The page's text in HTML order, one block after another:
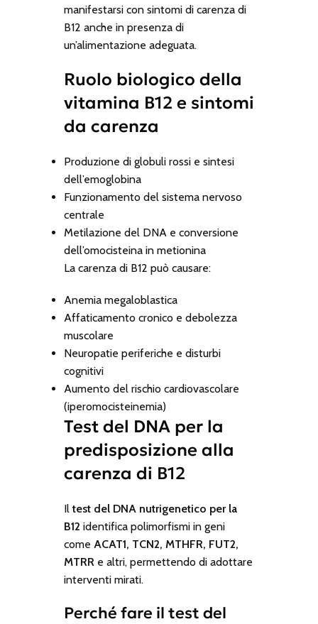
manifestarsi con sintomi di carenza di
B12 anche in presenza di
un’alimentazione adeguata.
Ruolo biologico della
vitamina B12 e sintomi
da carenza
Produzione di globuli rossi e sintesi
dell’emoglobina
Funzionamento del sistema nervoso
centrale
Metilazione del DNA e conversione
dell’omocisteina in metionina
La carenza di B12 può causare:
Anemia megaloblastica
Affaticamento cronico e debolezza
muscolare
Neuropatie periferiche e disturbi
cognitivi
Aumento del rischio cardiovascolare
(iperomocisteinemia)
Test del DNA per la
predisposizione alla
carenza di B12
Iltest del DNA nutrigenetico per la
B12 identifica polimorfismi in geni
come ACAT1, TCN2, MTHFR, FUT2,
MTRRe altri, permettendo di adottare
interventi mirati.
Perché fare il test del